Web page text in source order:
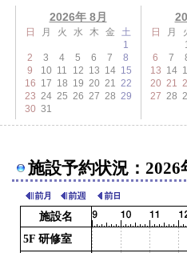
2026年 8月
日 月 火 水 木 金
土
1
2
3 4 5 6 7
8
9
10 11 12 13 14 15
16 17 18 19 20 21 22
23 24 25 26 27 28 29
30 31
日 月
6
7
13 14
20 21
27 28
施設予約状況：2026
施設名
5F 研修室